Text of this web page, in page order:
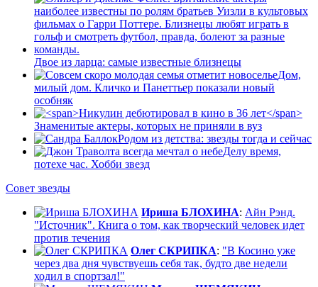
Двое из ларца: самые известные близнецы
Дом,
милый дом. Кличко и Панеттьер показали новый
особняк
Знаменитые актеры, которых не приняли в вуз
Родом из детства: звезды тогда и сейчас
Делу время,
потехе час. Хобби звезд
Совет звезды
Ириша БЛОХИНА: Айн Рэнд.
"Источник". Книга о том, как творческий человек идет
против течения
Олег СКРИПКА: "В Косино уже
через два дня чувствуешь себя так, будто две недели
ходил в спортзал!"